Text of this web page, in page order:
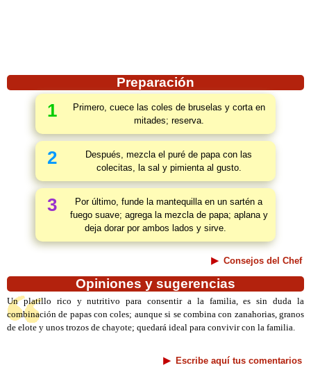
Preparación
1
Primero, cuece las coles de bruselas y corta en
mitades; reserva.
2
Después, mezcla el puré de papa con las
colecitas, la sal y pimienta al gusto.
3
Por último, funde la mantequilla en un sartén a
fuego suave; agrega la mezcla de papa; aplana y
deja dorar por ambos lados y sirve.
Consejos del Chef
Opiniones y sugerencias
Un platillo rico y nutritivo para consentir a la familia, es sin duda la
combinación de papas con coles; aunque si se combina con zanahorias, granos
de elote y unos trozos de chayote; quedará ideal para convivir con la familia.
Escribe aquí tus comentarios